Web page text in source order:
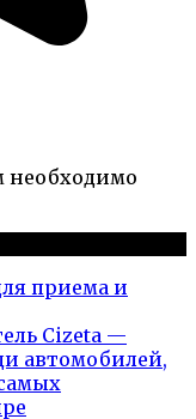
необходимо
приема и
Cizeta —
автомобилей,